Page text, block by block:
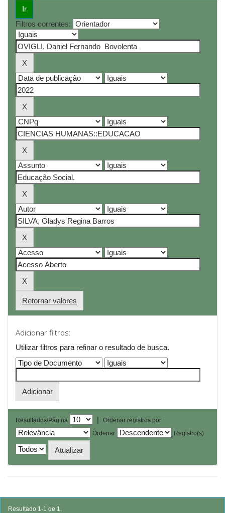
Filtros correntes:
Retornar valores
Adicionar filtros:
Utilizar filtros para refinar o resultado de busca.
Resultados/Página |
Ordenar registros por
Ordenar
Registro(s)
Resultado 1-1 de 1.